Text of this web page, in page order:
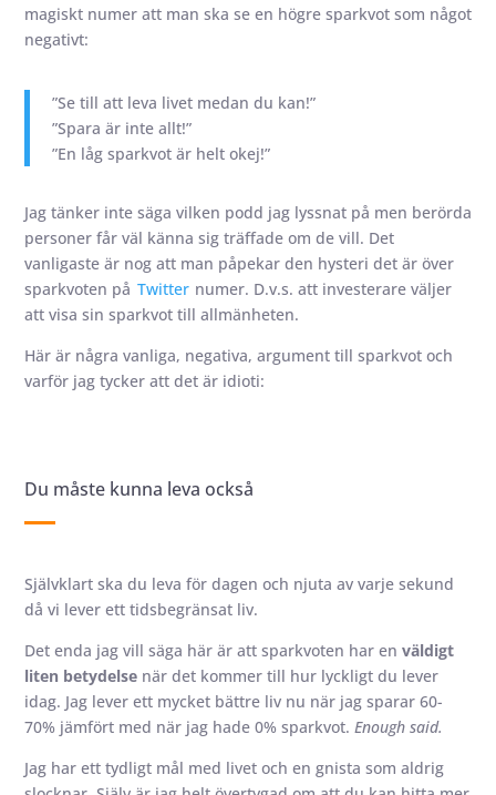
magiskt numer att man ska se en högre sparkvot som något
negativt:
”Se till att leva livet medan du kan!”
”Spara är inte allt!”
”En låg sparkvot är helt okej!”
Jag tänker inte säga vilken podd jag lyssnat på men berörda
personer får väl känna sig träffade om de vill. Det
vanligaste är nog att man påpekar den hysteri det är över
sparkvoten på Twitter numer. D.v.s. att investerare väljer
att visa sin sparkvot till allmänheten.
Här är några vanliga, negativa, argument till sparkvot och
varför jag tycker att det är idioti:
Du måste kunna leva också
Självklart ska du leva för dagen och njuta av varje sekund
då vi lever ett tidsbegränsat liv.
Det enda jag vill säga här är att sparkvoten har en väldigt
liten betydelsenär det kommer till hur lyckligt du lever
idag. Jag lever ett mycket bättre liv nu när jag sparar 60-
70% jämfört med när jag hade 0% sparkvot. Enough said.
Jag har ett tydligt mål med livet och en gnista som aldrig